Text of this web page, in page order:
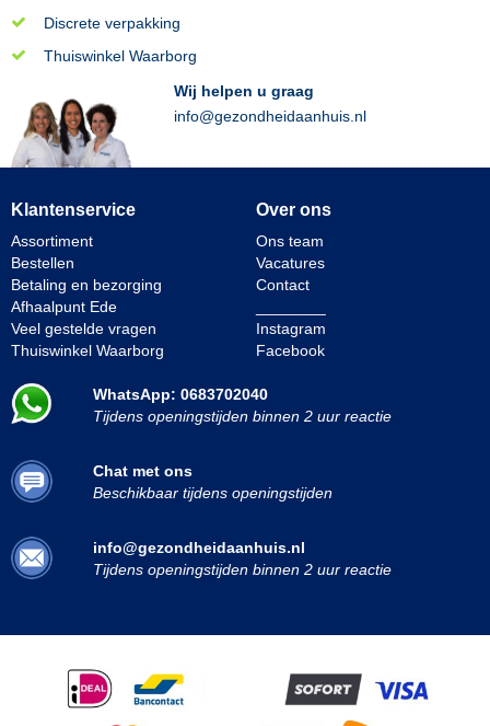
Discrete verpakking
Thuiswinkel Waarborg
Wij helpen u graag
info@gezondheidaanhuis.nl
Klantenservice
Assortiment
Bestellen
Betaling en bezorging
Afhaalpunt Ede
Veel gestelde vragen
Thuiswinkel Waarborg
Over ons
Ons team
Vacatures
Contact
Instagram
Facebook
WhatsApp: 0683702040
Tijdens openingstijden binnen 2 uur reactie
Chat met ons
Beschikbaar tijdens openingstijden
info@gezondheidaanhuis.nl
Tijdens openingstijden binnen 2 uur reactie